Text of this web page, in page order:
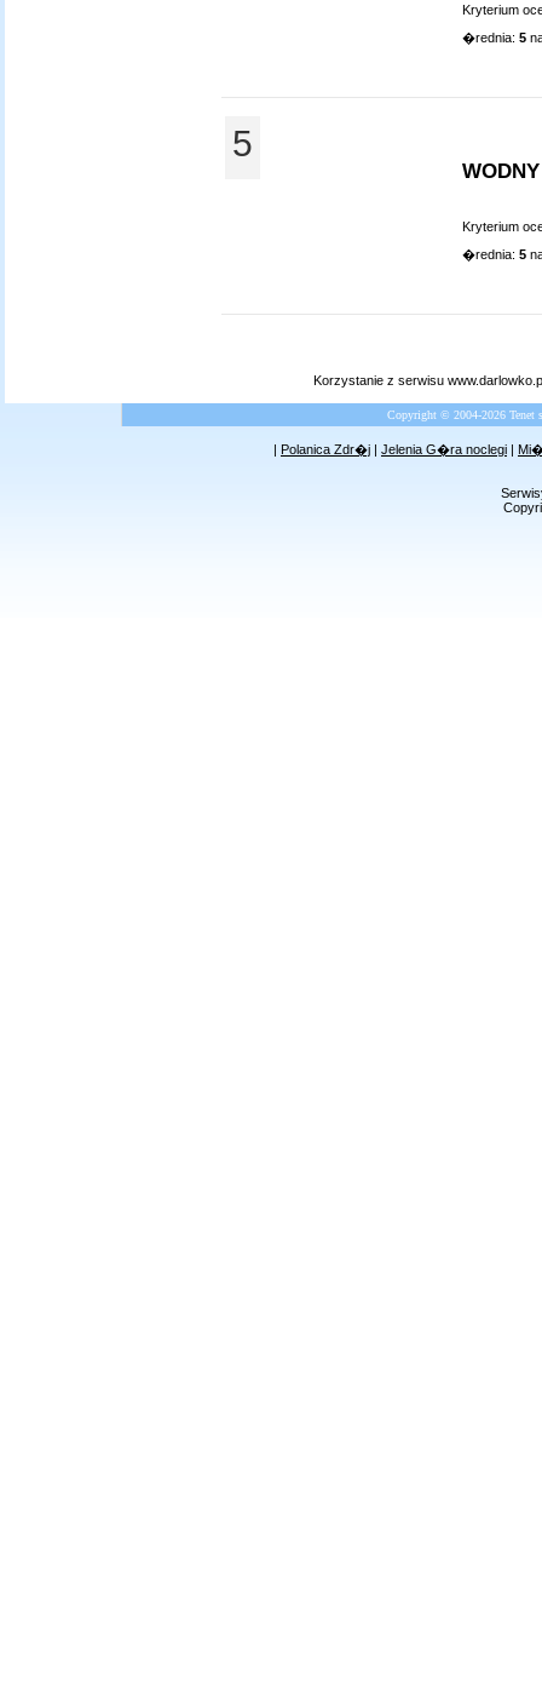
Kryterium
�rednia: 5
5
Kryterium
�rednia: 5
Korzystanie z serwisu
Copyright © 2004-2026
| Polanica Zdr�j | Jelenia G�ra noclegi |